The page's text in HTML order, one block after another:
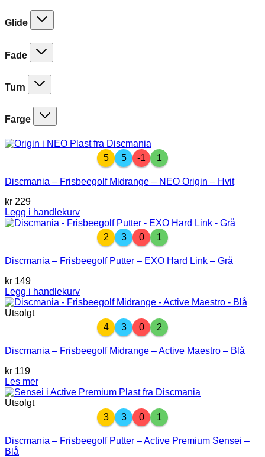
Glide
Fade
Turn
Farge
5 5 -1 1
Discmania – Frisbeegolf Midrange – NEO Origin – Hvit
kr 229
Legg i handlekurv
2 3 0 1
Discmania – Frisbeegolf Putter – EXO Hard Link – Grå
kr 149
Legg i handlekurv
Utsolgt
4
3 0 2
Discmania – Frisbeegolf Midrange – Active Maestro – Blå
kr 119
Les mer
Utsolgt
3
3 0 1
Discmania – Frisbeegolf Putter – Active Premium Sensei –
Blå